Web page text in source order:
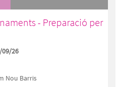
- Preparació per
09/26
Nou Barris